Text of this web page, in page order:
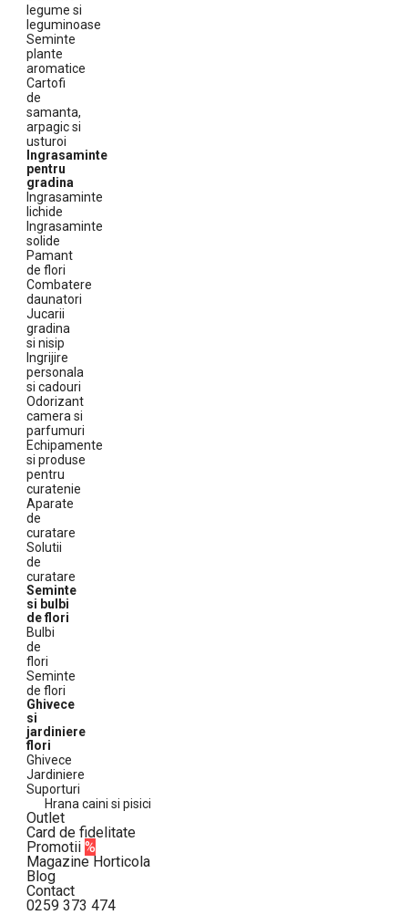
legume si
leguminoase
Seminte
plante
aromatice
Cartofi
de
samanta,
arpagic si
usturoi
Ingrasaminte
pentru
gradina
Ingrasaminte
lichide
Ingrasaminte
solide
Pamant
de flori
Combatere
daunatori
Jucarii
gradina
si nisip
Ingrijire
personala
si cadouri
Odorizant
camera si
parfumuri
Echipamente
si produse
pentru
curatenie
Aparate
de
curatare
Solutii
de
curatare
Seminte
si bulbi
de flori
Bulbi
de
flori
Seminte
de flori
Ghivece
si
jardiniere
flori
Ghivece
Jardiniere
Suporturi
Hrana caini si pisici
Outlet
Card de fidelitate
Promotii%
Magazine Horticola
Blog
Contact
0259 373 474